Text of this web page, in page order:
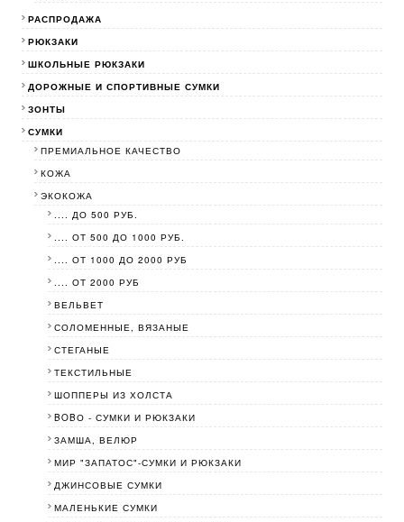
РАСПРОДАЖА
РЮКЗАКИ
ШКОЛЬНЫЕ РЮКЗАКИ
ДОРОЖНЫЕ И СПОРТИВНЫЕ СУМКИ
ЗОНТЫ
СУМКИ
ПРЕМИАЛЬНОЕ КАЧЕСТВО
КОЖА
ЭКОКОЖА
.... ДО 500 РУБ.
.... ОТ 500 ДО 1000 РУБ.
.... ОТ 1000 ДО 2000 РУБ
.... ОТ 2000 РУБ
ВЕЛЬВЕТ
СОЛОМЕННЫЕ, ВЯЗАНЫЕ
СТЕГАНЫЕ
ТЕКСТИЛЬНЫЕ
ШОППЕРЫ ИЗ ХОЛСТА
BOBО - СУМКИ И РЮКЗАКИ
ЗАМША, ВЕЛЮР
МИР "ЗАПАТОС"-СУМКИ И РЮКЗАКИ
ДЖИНСОВЫЕ СУМКИ
МАЛЕНЬКИЕ СУМКИ